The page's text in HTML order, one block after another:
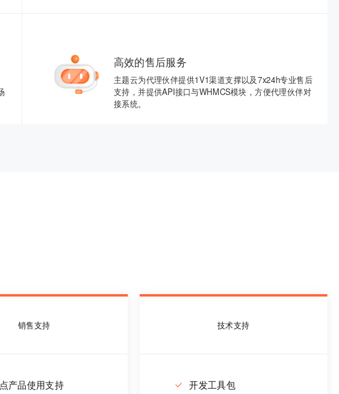
高效的售后服务
主题云为代理伙伴提供1V1渠道支撑以及7x24h专业售后
支持，并提供API接口与WHMCS模块，方便代理伙伴对
接系统。
销售支持
产品使用支持
技术支持
开发工具包